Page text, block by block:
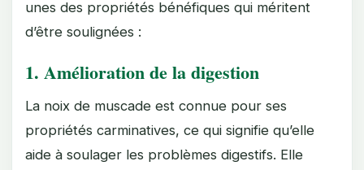
unes des propriétés bénéfiques qui méritent
d’être soulignées :
1. Amélioration de la digestion
La noix de muscade est connue pour ses
propriétés carminatives, ce qui signifie qu’elle
aide à soulager les problèmes digestifs. Elle